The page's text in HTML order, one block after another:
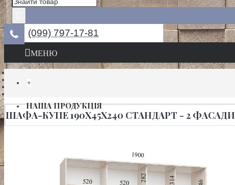
(099) 797-17-81
МЕНЮ
+
НАША ПРОДУКЦІЯ
ШАФА-КУПЕ 190Х45Х240 СТАНДАРТ - 2 ФАСАДИ